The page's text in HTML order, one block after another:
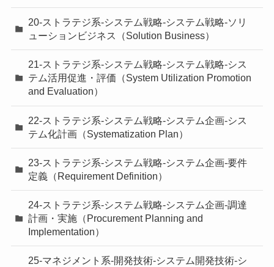
20-ストラテジ系-システム戦略-システム戦略-ソリ
ューションビジネス（Solution Business）
21-ストラテジ系-システム戦略-システム戦略-シス
テム活用促進・評価（System Utilization Promotion
and Evaluation）
22-ストラテジ系-システム戦略-システム企画-シス
テム化計画（Systematization Plan）
23-ストラテジ系-システム戦略-システム企画-要件
定義（Requirement Definition）
24-ストラテジ系-システム戦略-システム企画-調達
計画・実施（Procurement Planning and
Implementation）
25-マネジメント系-開発技術-システム開発技術-シ